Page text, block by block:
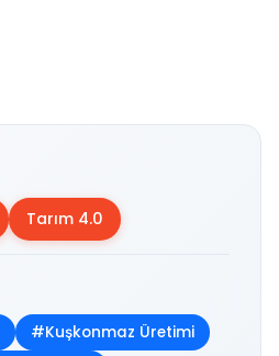
Tarım 4.0
#Kuşkonmaz Üretimi